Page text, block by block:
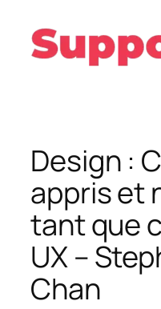
contenu
Design :
appris et
tant que
UX –
Chan